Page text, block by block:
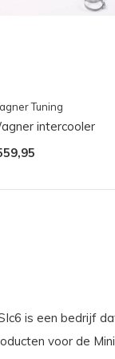
Tuning
intercooler
is een bedrijf
voor de